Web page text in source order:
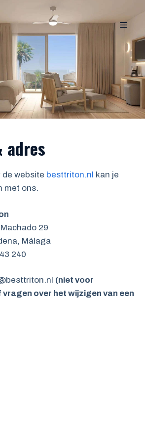
adres
de website besttriton.nl kan je
met ons.
29
Málaga
240
(niet voor
over het wijzigen van een